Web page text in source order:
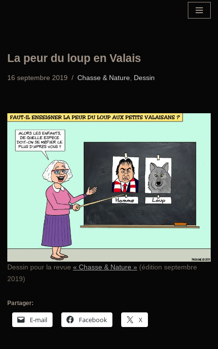
La peur du loup en Valais
16 septembre 2019 Chasse & Nature, Dessin
Dessin pour la revue « Chasse & Nature » (édition septembre
2019)
Partager:
E-mail Facebook X